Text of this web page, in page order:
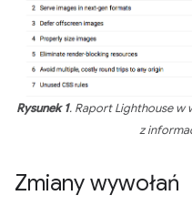
Rysunek 1. Raport Lighthouse w
z
Zmiany wywołań